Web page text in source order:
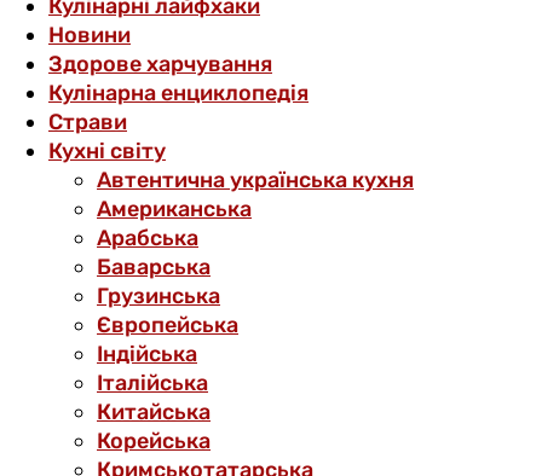
Кулінарні лайфхаки
Новини
Здорове харчування
Кулінарна енциклопедія
Страви
Кухні світу
Автентична українська кухня
Американська
Арабська
Баварська
Грузинська
Європейська
Індійська
Італійська
Китайська
Корейська
Кримськотатарська